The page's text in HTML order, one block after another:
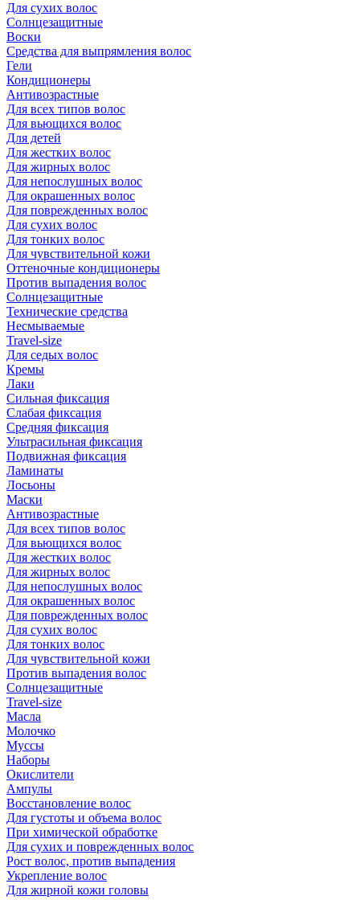
Для сухих волос
Солнцезащитные
Воски
Средства для выпрямления волос
Гели
Кондиционеры
Антивозрастные
Для всех типов волос
Для вьющихся волос
Для детей
Для жестких волос
Для жирных волос
Для непослушных волос
Для окрашенных волос
Для поврежденных волос
Для сухих волос
Для тонких волос
Для чувствительной кожи
Оттеночные кондиционеры
Против выпадения волос
Солнцезащитные
Технические средства
Несмываемые
Travel-size
Для седых волос
Кремы
Лаки
Сильная фиксация
Слабая фиксация
Средняя фиксация
Ультрасильная фиксация
Подвижная фиксация
Ламинаты
Лосьоны
Маски
Антивозрастные
Для всех типов волос
Для вьющихся волос
Для жестких волос
Для жирных волос
Для непослушных волос
Для окрашенных волос
Для поврежденных волос
Для сухих волос
Для тонких волос
Для чувствительной кожи
Против выпадения волос
Солнцезащитные
Travel-size
Масла
Молочко
Муссы
Наборы
Окислители
Ампулы
Восстановление волос
Для густоты и объема волос
При химической обработке
Для сухих и поврежденных волос
Рост волос, против выпадения
Укрепление волос
Для жирной кожи головы